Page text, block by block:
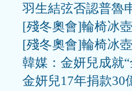
羽生結弦否認普魯
[殘冬奧會]輪椅冰
[殘冬奧會]輪椅冰
韓媒：金妍兒成就
金妍兒17年捐款30